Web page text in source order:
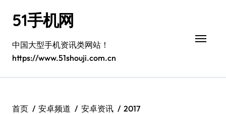
51手机网
中国大型手机资讯类网站！
https://www.51shouji.com.cn
首页 安卓频道 安卓资讯
2017